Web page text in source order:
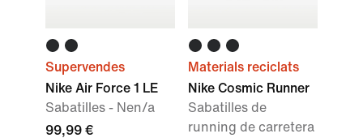
Supervendes
Nike Air Force 1 LE
Sabatilles - Nen/a
99,99 €
Materials reciclats
Nike Cosmic Runner
Sabatilles de
running de carretera